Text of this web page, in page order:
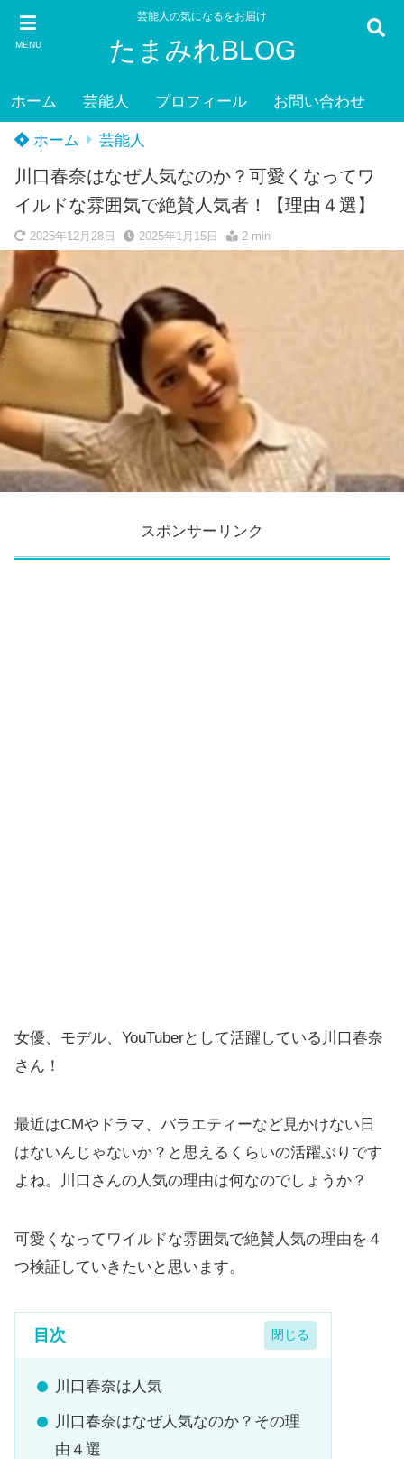
MENU
芸能人の気になるをお届け
たまみれBLOG
ホーム 芸能人 プロフィール お問い合わせ
ホーム 芸能人
川口春奈はなぜ人気なのか？可愛くなってワ
イルドな雰囲気で絶賛人気者！【理由４選】
2025年12月28日 2025年1月15日 2 min
スポンサーリンク
女優、モデル、YouTuberとして活躍している川口春奈
さん！
最近はCMやドラマ、バラエティーなど見かけない日
はないんじゃないか？と思えるくらいの活躍ぶりです
よね。川口さんの人気の理由は何なのでしょうか？
可愛くなってワイルドな雰囲気で絶賛人気の理由を４
つ検証していきたいと思います。
目次
川口春奈は人気
川口春奈はなぜ人気なのか？その理
由４選